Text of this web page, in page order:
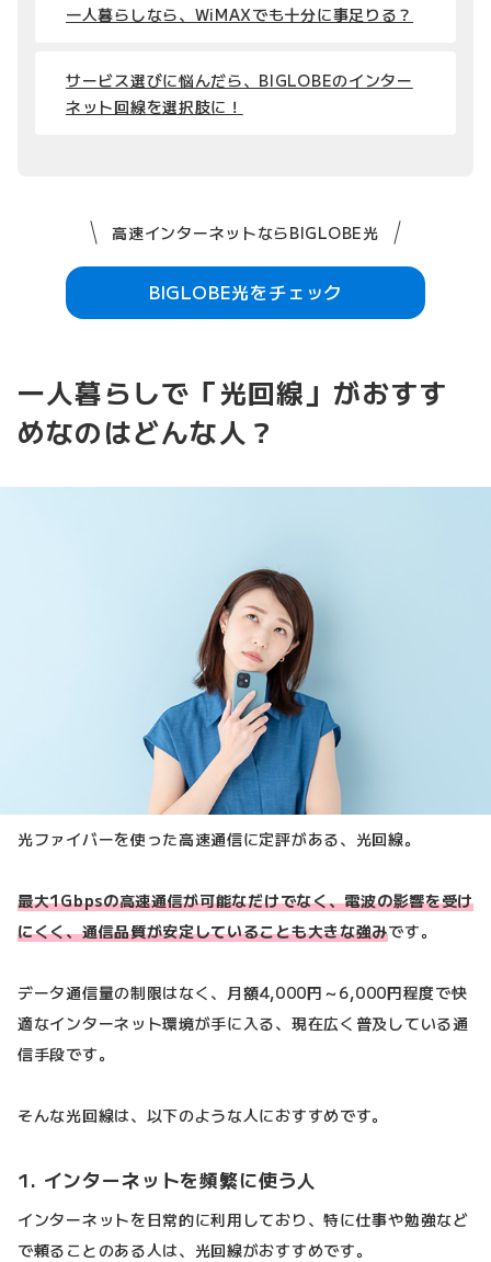
一人暮らしなら、WiMAXでも十分に事足りる？
サービス選びに悩んだら、BIGLOBEのインター
ネット回線を選択肢に！
高速インターネットならBIGLOBE光
BIGLOBE光をチェック
一人暮らしで「光回線」がおすす
めなのはどんな人？
光ファイバーを使った高速通信に定評がある、光回線。
最大1Gbpsの高速通信が可能なだけでなく、電波の影響を受け
にくく、通信品質が安定していることも大きな強みです。
データ通信量の制限はなく、月額4,000円～6,000円程度で快
適なインターネット環境が手に入る、現在広く普及している通
信手段です。
そんな光回線は、以下のような人におすすめです。
1. インターネットを頻繁に使う人
インターネットを日常的に利用しており、特に仕事や勉強など
で頼ることのある人は、光回線がおすすめです。